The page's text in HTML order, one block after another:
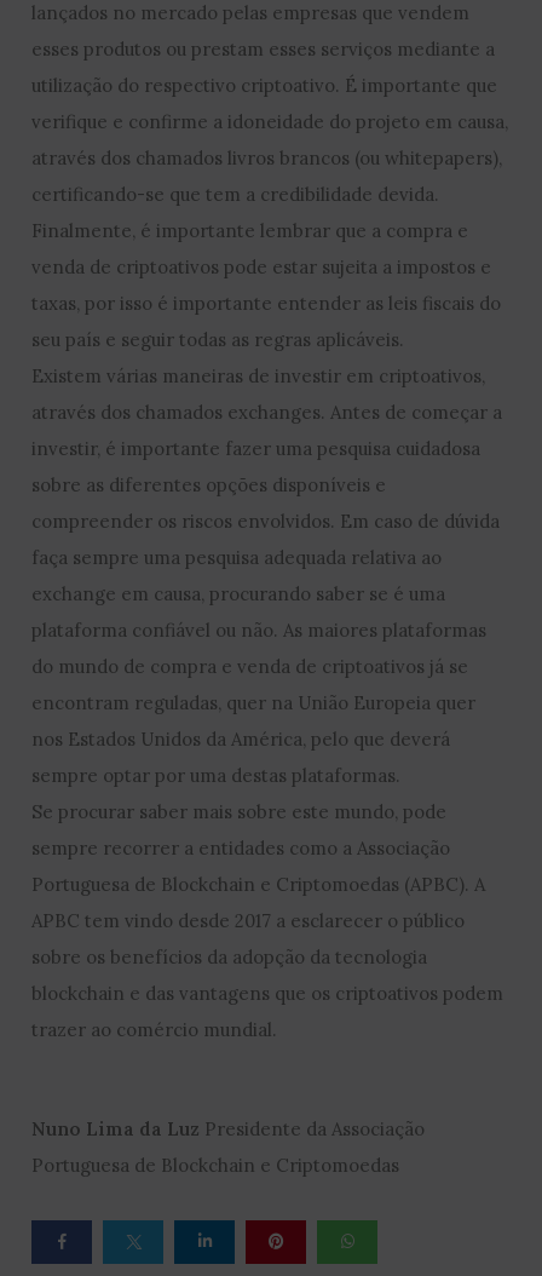
lançados no mercado pelas empresas que vendem
esses produtos ou prestam esses serviços mediante a
utilização do respectivo criptoativo. É importante que
verifique e confirme a idoneidade do projeto em causa,
através dos chamados livros brancos (ou whitepapers),
certificando-se que tem a credibilidade devida.
Finalmente, é importante lembrar que a compra e
venda de criptoativos pode estar sujeita a impostos e
taxas, por isso é importante entender as leis fiscais do
seu país e seguir todas as regras aplicáveis.
Existem várias maneiras de investir em criptoativos,
através dos chamados exchanges. Antes de começar a
investir, é importante fazer uma pesquisa cuidadosa
sobre as diferentes opções disponíveis e
compreender os riscos envolvidos. Em caso de dúvida
faça sempre uma pesquisa adequada relativa ao
exchange em causa, procurando saber se é uma
plataforma confiável ou não. As maiores plataformas
do mundo de compra e venda de criptoativos já se
encontram reguladas, quer na União Europeia quer
nos Estados Unidos da América, pelo que deverá
sempre optar por uma destas plataformas.
Se procurar saber mais sobre este mundo, pode
sempre recorrer a entidades como a Associação
Portuguesa de Blockchain e Criptomoedas (APBC). A
APBC tem vindo desde 2017 a esclarecer o público
sobre os benefícios da adopção da tecnologia
blockchain e das vantagens que os criptoativos podem
trazer ao comércio mundial.
Nuno Lima da Luz Presidente da Associação
Portuguesa de Blockchain e Criptomoedas